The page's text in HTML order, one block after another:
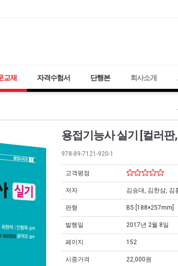
교재 자격수험서 단행본 회사소개
용접기능사 실기 [컬러판
978-89-7121-920-1
고객평점
저자 김승대, 김한삼, 김
판형 B5 [188×257mm]
발행일 2017년 2월 8일
페이지 152
시중가격 22,000원